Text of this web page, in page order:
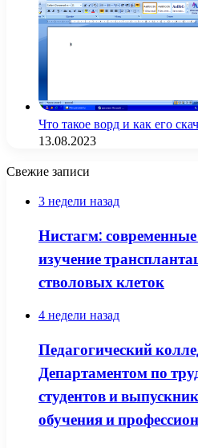
Что такое ворд и как его
13.08.2023
Свежие записи
3 недели назад
Нистагм:
изучение
стволовых клеток
4 недели назад
Педагогический
Департаментом по
студентов и
обучения и